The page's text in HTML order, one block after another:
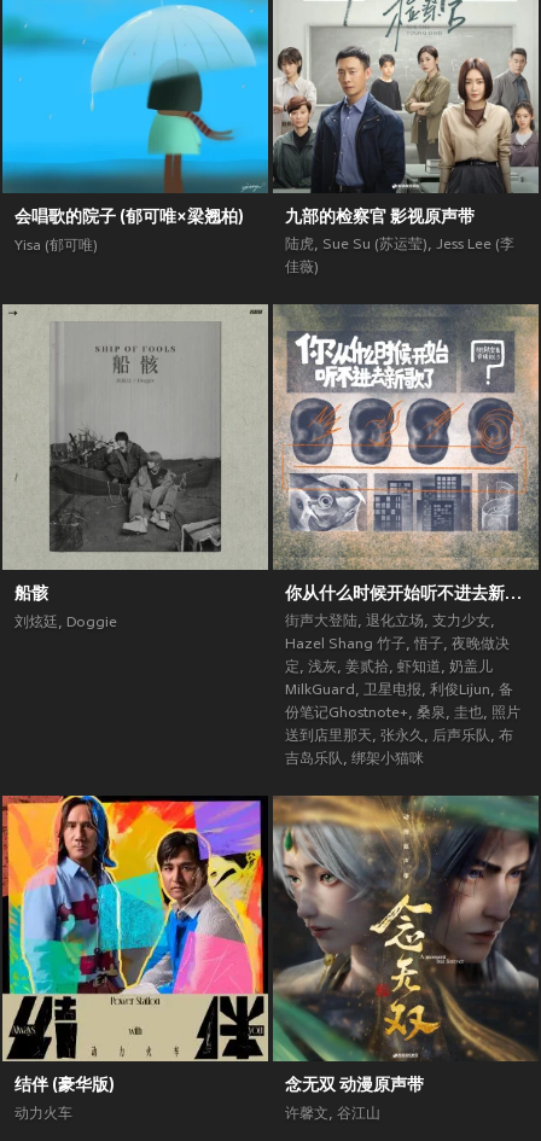
会唱歌的院子 (郁可唯×梁翘柏)
Yisa (郁可唯)
九部的检察官 影视原声带
陆虎, Sue Su (苏运莹), Jess Lee (李
佳薇)
船骸
刘炫廷, Doggie
你从什么时候开始听不进去新歌了？ (街声大登陆合辑Vol.5)
街声大登陆, 退化立场, 支力少女,
Hazel Shang 竹子, 悟子, 夜晚做决
定, 浅灰, 姜贰拾, 虾知道, 奶盖儿
MilkGuard, 卫星电报, 利俊Lijun, 备
份笔记Ghostnote+, 桑泉, 圭也, 照片
送到店里那天, 张永久, 后声乐队, 布
吉岛乐队, 绑架小猫咪
结伴 (豪华版)
动力火车
念无双 动漫原声带
许馨文, 谷江山